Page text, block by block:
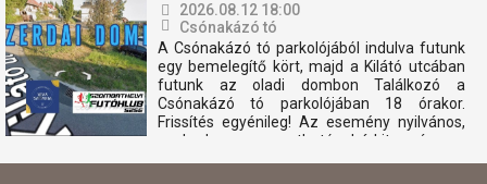
2026.08.12 18:00
Csónakázó tó
A Csónakázó tó parkolójából indulva futunk
egy bemelegítő kört, majd a Kilátó utcában
futunk az oladi dombon Találkozó a
Csónakázó tó parkolójában 18 órakor.
Frissítés egyénileg! Az esemény nyilvános,
szabadon megosztható, bárkit szívesen